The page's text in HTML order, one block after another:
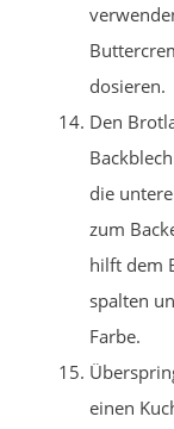
dosieren.
Den
die
zum
hilft dem
spalten
Farbe.
einen